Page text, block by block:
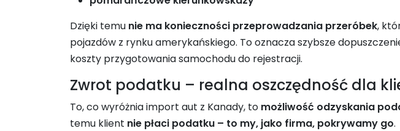
Dzięki temu nie ma konieczności przeprowadzania przeróbek,
pojazdów z rynku amerykańskiego. To oznacza szybsze
koszty przygotowania samochodu do rejestracji.
Zwrot podatku – realna oszczędność dla
To, co wyróżnia import aut z Kanady, to możliwość odzyskania
temu klient nie płaci podatku – to my, jako firma, pokrywamy go.